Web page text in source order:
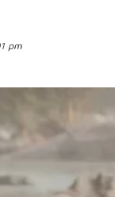
pm